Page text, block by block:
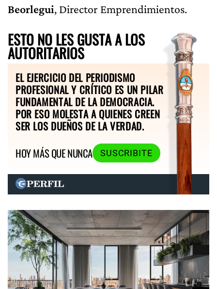
Beorlegui, Director Emprendimientos.
ESTO NO LES GUSTA A LOS
AUTORITARIOS
EL EJERCICIO DEL PERIODISMO
PROFESIONAL Y CRÍTICO ES UN PILAR
FUNDAMENTAL DE LA DEMOCRACIA.
POR ESO MOLESTA A QUIENES CREEN
SER LOS DUEÑOS DE LA VERDAD.
HOY MÁS QUE NUNCA
SUSCRIBITE